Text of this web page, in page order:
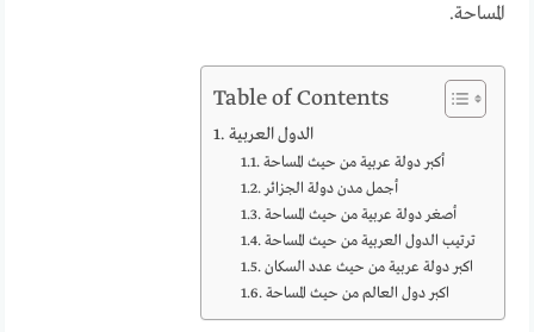
المساحة.
Table of Contents
الدول العربية
أجمل مدن دولة الجزائر